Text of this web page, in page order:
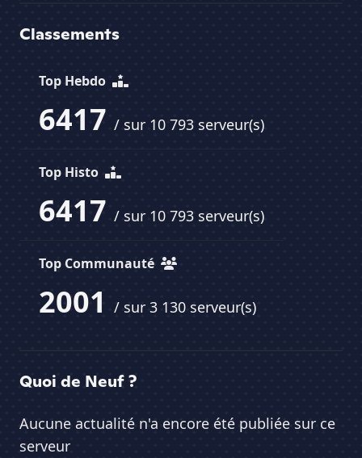
Classements
Top Hebdo
6417 / sur 10 793 serveur(s)
Top Histo
6417 / sur 10 793 serveur(s)
Top Communauté
2001 / sur 3 130 serveur(s)
Quoi de Neuf ?
Aucune actualité n'a encore été publiée sur ce
serveur